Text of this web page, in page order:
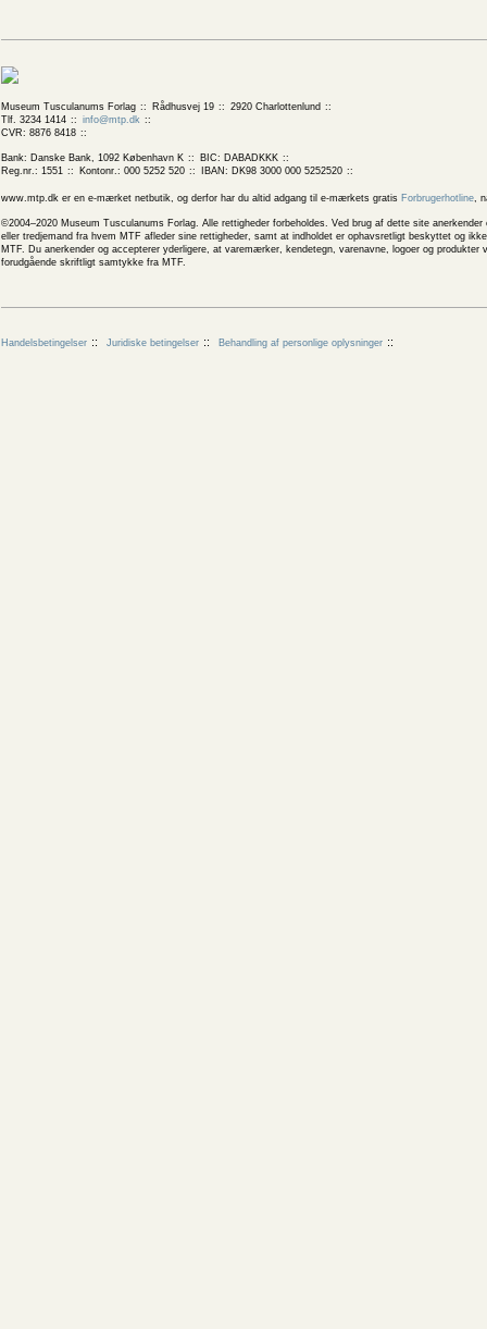
Museum Tusculanums Forlag Rådhusvej 19
2920 Charlottenlund
Tlf. 3234 1414
info@mtp.dk
CVR: 8876 8418
Bank: Danske Bank, 1092 København K
BIC: DABADKKK
Reg.nr.: 1551
Kontonr.: 000 5252 520 IBAN: DK98 3000 000 5252520
www.mtp.dk er en e-mærket netbutik, og derfor har du altid adgang til e-mærkets gratis Forbrugerhotline,
©2004–2020 Museum Tusculanums Forlag. Alle rettigheder forbeholdes. Ved brug af dette site
eller tredjemand fra hvem MTF afleder sine rettigheder, samt at indholdet er ophavsretligt beskyttet og
MTF. Du anerkender og accepterer yderligere, at varemærker, kendetegn, varenavne, logoer og
forudgående skriftligt samtykke fra MTF.
Handelsbetingelser Juridiske betingelser Behandling af personlige oplysninger